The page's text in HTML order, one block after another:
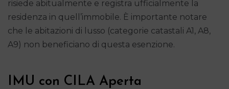
risiede abitualmente e registra ufficialmente la
residenza in quell’immobile. È importante notare
che le abitazioni di lusso (categorie catastali A1, A8,
A9) non beneficiano di questa esenzione.
IMU con CILA Aperta